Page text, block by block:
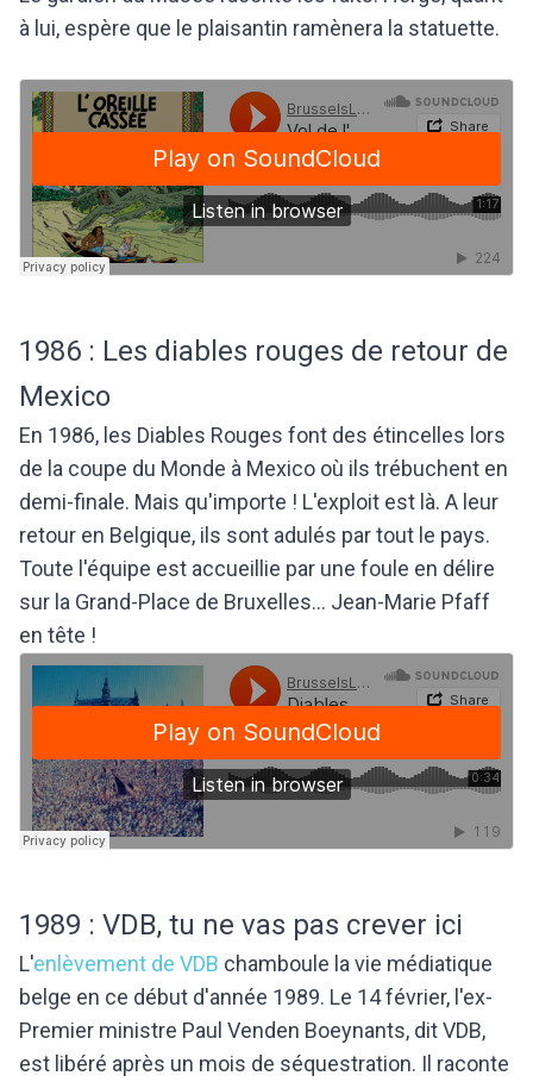
à lui, espère que le plaisantin ramènera la statuette.
1986 : Les diables rouges de retour de
Mexico
En 1986, les Diables Rouges font des étincelles lors
de la coupe du Monde à Mexico où ils trébuchent en
demi-finale. Mais qu'importe ! L'exploit est là. A leur
retour en Belgique, ils sont adulés par tout le pays.
Toute l'équipe est accueillie par une foule en délire
sur la Grand-Place de Bruxelles... Jean-Marie Pfaff
en tête !
1989 : VDB, tu ne vas pas crever ici
L'enlèvement de VDB chamboule la vie médiatique
belge en ce début d'année 1989. Le 14 février, l'ex-
Premier ministre Paul Venden Boeynants, dit VDB,
est libéré après un mois de séquestration. Il raconte